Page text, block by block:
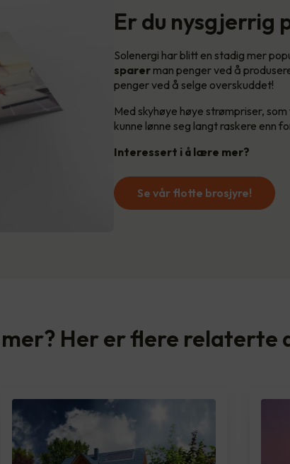
Er du nysgjerrig
Solenergi har blitt en stadig mer
sparer man penger ved å
penger ved å selge overskuddet!
Med skyhøye høye strømpriser,
kunne lønne seg langt raskere enn
Interessert i å lære mer?
Se vår flotte brosjyre!
mer? Her er flere relaterte